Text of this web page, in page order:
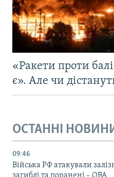
«Ракети проти
є». Але чи
ОСТАННІ
09:46
Війська РФ атакували